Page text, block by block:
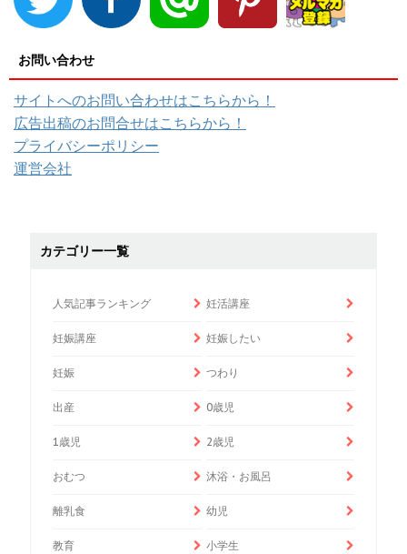
お問い合わせ
サイトへのお問い合わせはこちらから！
広告出稿のお問合せはこちらから！
プライバシーポリシー
運営会社
カテゴリー一覧
人気記事ランキング 妊活講座
妊娠講座 妊娠したい
妊娠 つわり
出産 0歳児
1歳児 2歳児
おむつ 沐浴・お風呂
離乳食 幼児
教育 小学生